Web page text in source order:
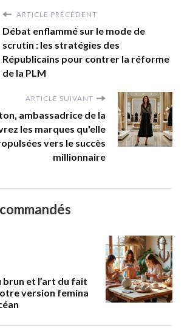
ARTICLE PRÉCÉDENT
Débat enflammé sur le mode de
scrutin : les stratégies des
Républicains pour contrer la réforme
de la PLM
ARTICLE SUIVANT
ambassadrice de la
les marques qu'elle
vers le succès
millionnaire
brun et l’art du fait
version femina